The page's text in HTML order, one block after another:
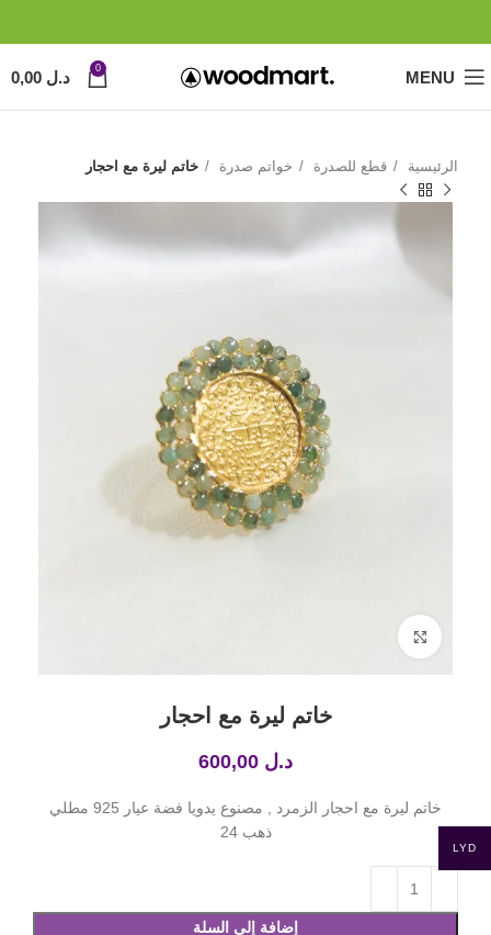
MENU
0 د.ل
الرئيسية قطع للصدرة خواتم صدرة خاتم ليرة مع احجار
خاتم ليرة مع احجار
د.ل
خاتم ليرة مع احجار الزمرد , مصنوع يدويا فضة عيار 925 مطلي
ذهب 24
إضافة إلى السلة
LYD